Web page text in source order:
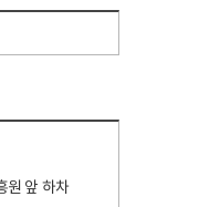
원 앞 하차